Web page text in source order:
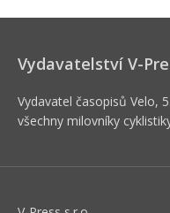
Vydavatelství V-
Vydavatel časopisů Velo,
všechny milovníky